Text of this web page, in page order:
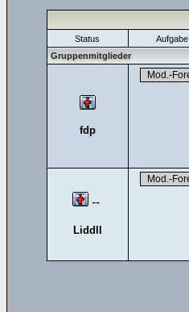
Status Aufgabe
Gruppenmitglieder
fdp
--
Liddll